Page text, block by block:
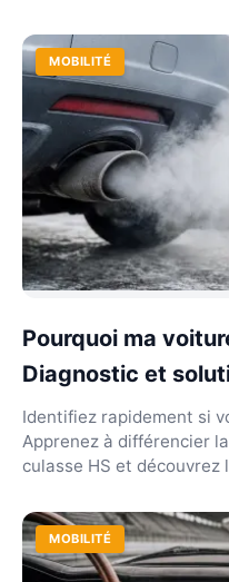
MOBILITÉ
Pourquoi ma
Diagnostic et
Identifiez rapidement si
Apprenez à différencier
culasse HS et découvrez
MOBILITÉ